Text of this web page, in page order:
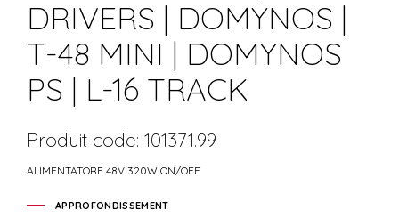
DRIVERS | DOMYNOS |
T-48 MINI | DOMYNOS
PS | L-16 TRACK
Produit code: 101371.99
ALIMENTATORE 48V 320W ON/OFF
APPROFONDISSEMENT